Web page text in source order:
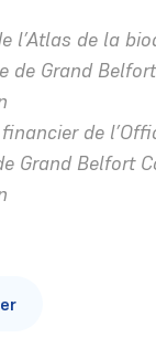
milieux
territoires
réseau de
l’Atlas de la
de Grand
de
Grand Belfort